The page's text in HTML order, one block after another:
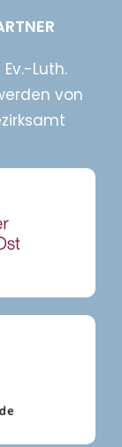
Luth.
von